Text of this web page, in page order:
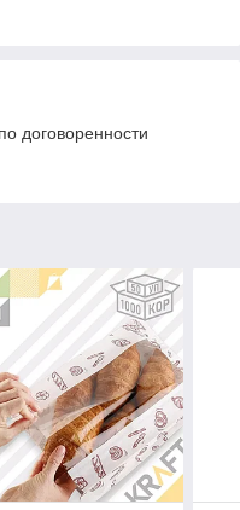
договоренности